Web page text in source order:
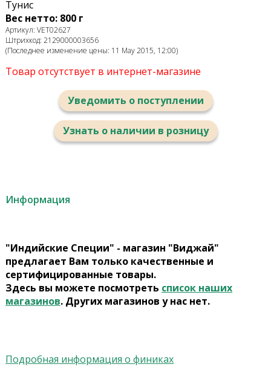
Тунис
Вес нетто: 800 г
Артикул: VET02627
Штрихкод: 2129000003656
(Последнее изменение цены: 11 May 2015, 12:00)
Товар отсутствует в интернет-магазине
Уведомить о поступлении
Узнать о наличии в розницу
Информация
"Индийские Специи" - магазин "Виджай"
предлагает Вам только качественные и
сертифицированные товары.
Здесь вы можете посмотреть список наших
магазинов. Других магазинов у нас нет.
Подробная информация о финиках